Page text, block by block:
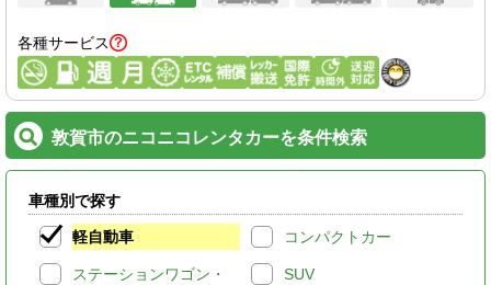
各種サービス
敦賀市のニコニコレンタカーを条件検索
車種別で探す
軽自動車 コンパクトカー
ステーションワゴン・
SUV